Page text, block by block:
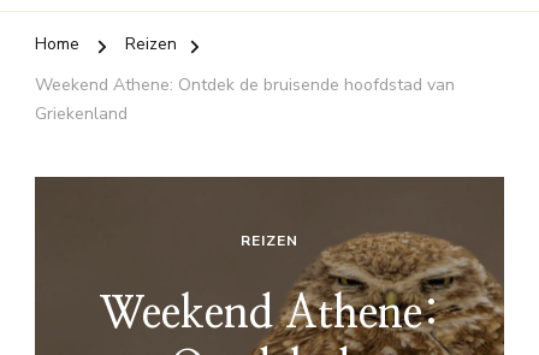
Home
Reizen
Weekend Athene: Ontdek de bruisende hoofdstad van
Griekenland
REIZEN
Weekend Athene: